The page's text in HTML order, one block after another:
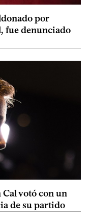
por
fue denunciado
votó con un
de su partido